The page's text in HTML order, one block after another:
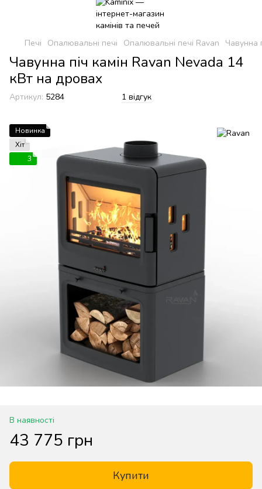
Печі Опалювальні печі Опалювальні печі Ravan Чавунна
Чавунна піч камін Ravan Nevada 14
кВт на дровах
Артикул: 5284 1 відгук
Новинка
Хіт
3
В наявності
43 775 грн
Купити